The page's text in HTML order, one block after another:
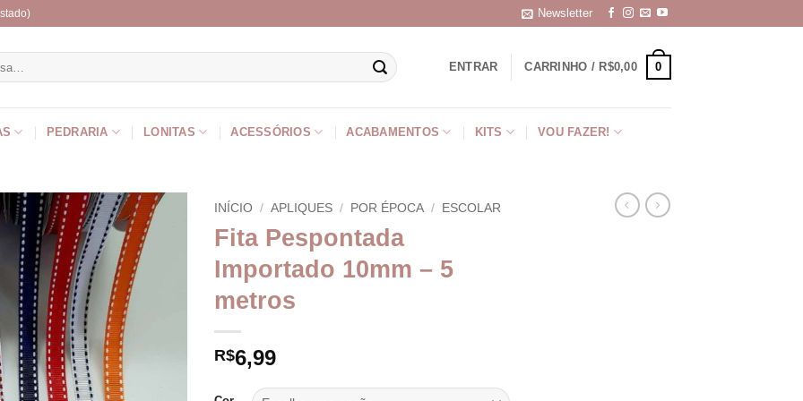
Newsletter
ENTRAR CARRINHO / R$0,00 0
PEDRARIA LONITAS ACESSÓRIOS ACABAMENTOS KITS VOU FAZER!
INÍCIO / APLIQUES / POR ÉPOCA / ESCOLAR
Fita Pespontada
Importado 10mm – 5
metros
R$6,99